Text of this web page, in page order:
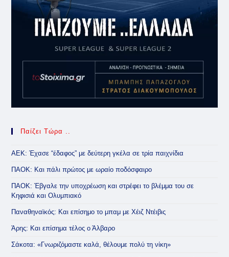
Παίζει Τώρα ..
ΑΕΚ: Έχασε “έδαφος” με δεύτερη γκέλα σε τρία παιχνίδια
ΠΑΟΚ: Και πάλι πρώτος με ωραίο ποδόσφαιρο
ΠΑΟΚ: Έβγαλε την υποχρέωση και στρέφει το βλέμμα του σε
Κηφισιά και Ολυμπιακό
Παναθηναϊκός: Και επίσημο το μπαμ με Χέιζ Ντέιβις
Άρης: Και επίσημα τέλος ο Άλβαρο
Σάκοτα: «Γνωριζόμαστε καλά, θέλουμε πολύ τη νίκη»